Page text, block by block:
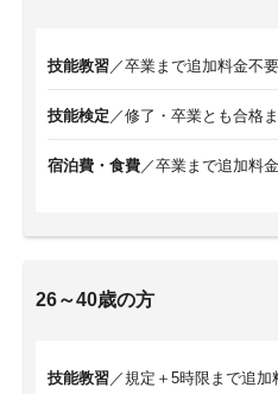
技能教習／卒業まで追加料金不要
技能検定 ／修了・卒業とも合格
宿泊費・食費／卒業まで追加料
26～40歳の方
技能教習／規定＋5時限まで追加